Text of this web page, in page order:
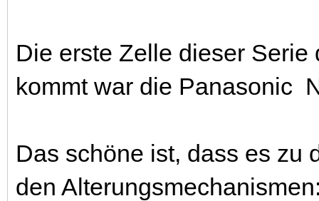
Die erste Zelle dieser
kommt war die Panasonic
Das schöne ist, dass es zu
den